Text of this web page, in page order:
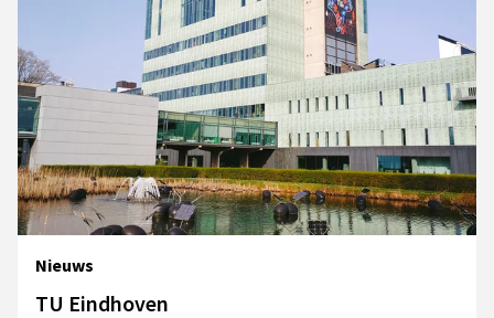
Nieuws
TU Eindhoven